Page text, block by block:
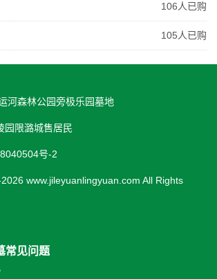
106人已购
105人已购
河森林公园旁极乐园墓地
园限潞城售居民
号-2
www.jileyuanlingyuan.com All Rights
常见问题